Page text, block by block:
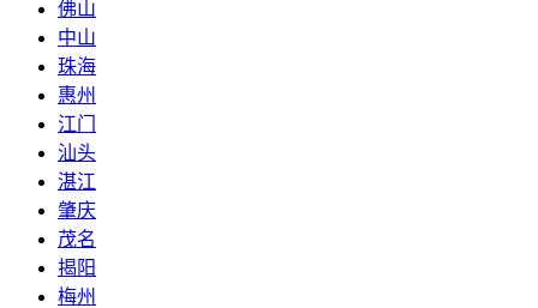
佛山
中山
珠海
惠州
江门
汕头
湛江
肇庆
茂名
揭阳
梅州